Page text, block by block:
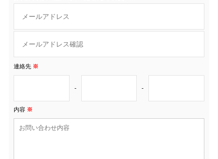
連絡先 ※
- -
内容 ※